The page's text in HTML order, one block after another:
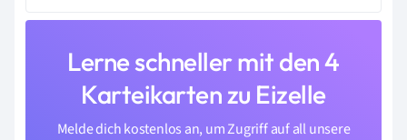
Lerne schneller mit den 4
Karteikarten zu Eizelle
Melde dich kostenlos an, um Zugriff auf all unsere